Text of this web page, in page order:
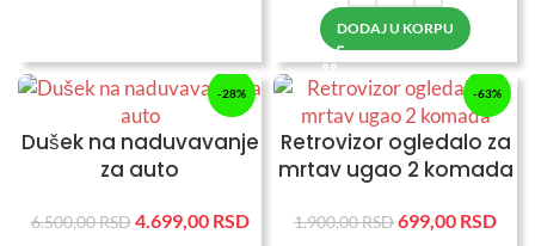
DODAJ U KORPU
-28%
Dušek na naduvavanje
za auto
6.500,00RSD 4.699,00 RSD
-63%
Retrovizor ogledalo za
mrtav ugao 2 komada
1.900,00RSD699,00 RSD